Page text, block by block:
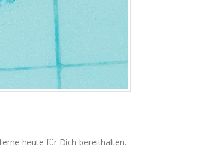
heute für Dich bereithalten.